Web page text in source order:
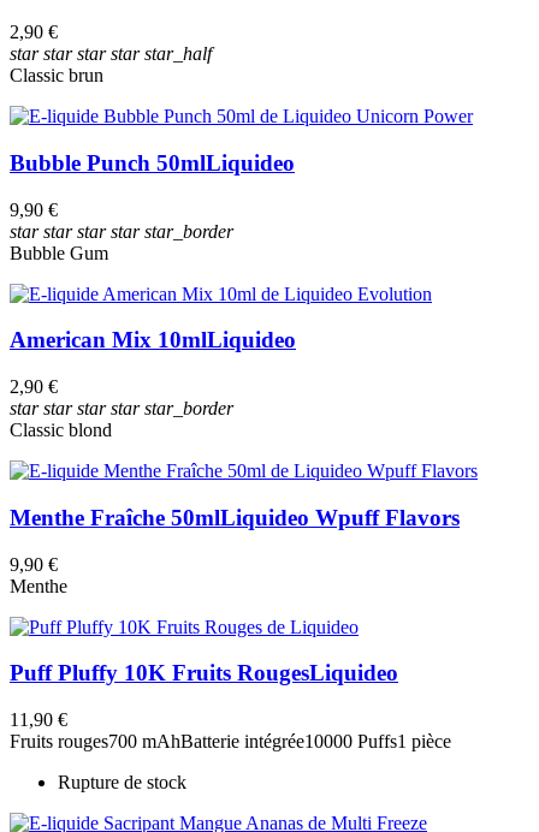
2,90 €
starstarstarstarstar_half
Classic brun
Bubble Punch 50mlLiquideo
9,90 €
starstarstarstarstar_border
Bubble Gum
American Mix 10mlLiquideo
2,90 €
starstarstarstarstar_border
Classic blond
Menthe Fraîche 50mlLiquideo Wpuff Flavors
9,90 €
Menthe
Puff Pluffy 10K Fruits RougesLiquideo
11,90 €
Fruits rouges700 mAhBatterie intégrée10000 Puffs1 pièce
Rupture de stock